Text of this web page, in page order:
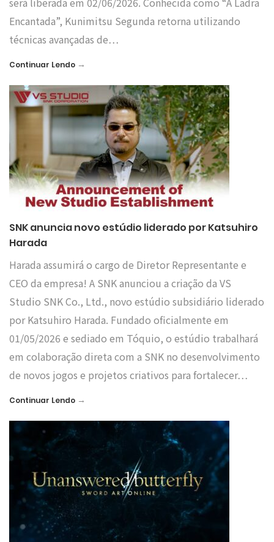
Encantada”, Kunimitsu Segunda retorna utilizando
técnicas avançadas de…
Continuar Lendo →
SNK anuncia novo estúdio liderado por Katsuhiro
Harada
Harada assumirá o cargo de Diretor Representante e
CEO da empresa! A SNK anunciou a criação da VS
Studio SNK Co., Ltd., novo estúdio subsidiário liderado
por Katsuhiro Harada. Fundado oficialmente em
01/05/2026 e sediado em Tóquio, o estúdio trabalhará
em colaboração direta com a SNK no desenvolvimento
de novos jogos e projetos criativos para fortalecer…
Continuar Lendo →